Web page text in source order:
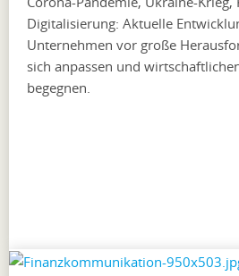
Digitalisierung: Aktuelle
Unternehmen vor große
sich anpassen und
begegnen.